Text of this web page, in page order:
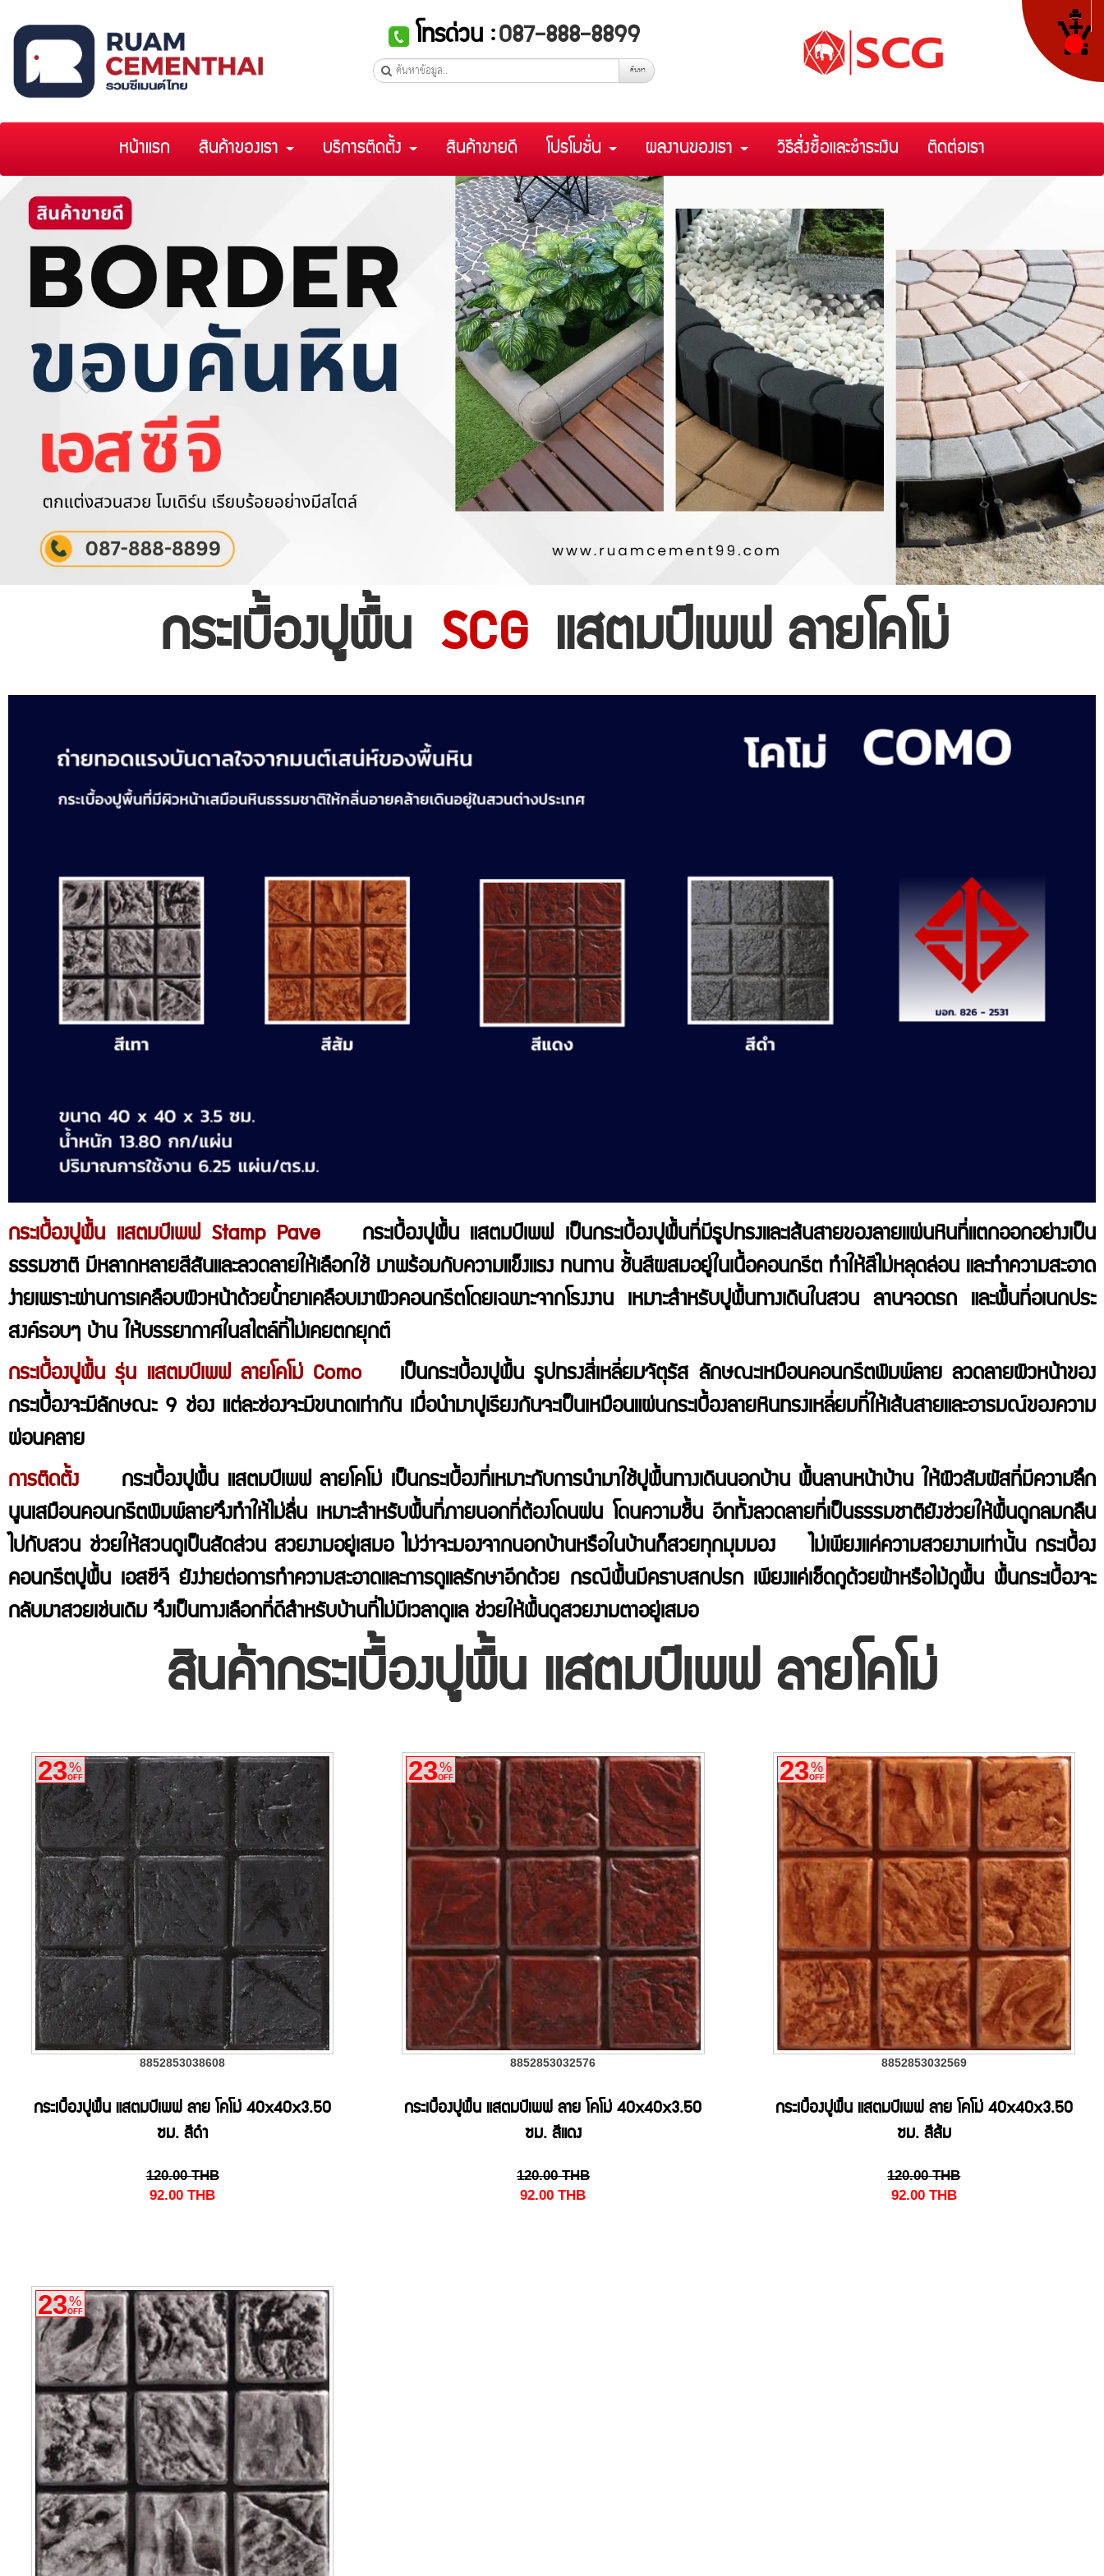
หน้าแรก สินค้าของเรา บริการติดตั้ง สินค้าขายดี โปรโมชั่น ผลงานของเรา วิธีสั่งซื้อและชำระเงิน ติดต่อเรา
โทรด่วน : 087-888-8899
ค้นหา
กระเบื้องปูพื้น SCG แสตมป์เพฟ ลายโคโม่
กระเบื้องปูพื้น แสตมป์เพฟ Stamp Paveกระเบื้องปูพื้น แสตมป์เพฟ เป็นกระเบื้องปูพื้นที่มีรูปทรงและเส้นสายของลายแผ่นหินที่แตกออกอย่างเป็น
ธรรมชาติ มีหลากหลายสีสันและลวดลายให้เลือกใช้ มาพร้อมกับความแข็งแรง ทนทาน ชั้นสีผสมอยู่ในเนื้อคอนกรีต ทำให้สีไม่หลุดล่อน และทำความสะอาด
ง่ายเพราะผ่านการเคลือบผิวหน้าด้วยน้ำยาเคลือบเงาผิวคอนกรีตโดยเฉพาะจากโรงงาน เหมาะสำหรับปูพื้นทางเดินในสวน ลานจอดรถ และพื้นที่อเนกประ
สงค์รอบๆ บ้าน ให้บรรยากาศในสไตล์ที่ไม่เคยตกยุกต์
กระเบื้องปูพื้น รุ่น แสตมป์เพฟ ลายโคโม่ Como เป็นกระเบื้องปูพื้น รูปทรงสี่เหลี่ยมจัตุรัส ลักษณะเหมือนคอนกรีตพิมพ์ลาย ลวดลายผิวหน้าของ
กระเบื้องจะมีลักษณะ 9 ช่อง แต่ละช่องจะมีขนาดเท่ากัน เมื่อนำมาปูเรียงกันจะเป็นเหมือนแผ่นกระเบื้องลายหินทรงเหลี่ยมที่ให้เส้นสายและอารมณ์ของความ
ผ่อนคลาย
การติดตั้ง กระเบื้องปูพื้น แสตมป์เพฟ ลายโคโม่ เป็นกระเบื้องที่เหมาะกับการนำมาใช้ปูพื้นทางเดินนอกบ้าน พื้นลานหน้าบ้าน ให้ผิวสัมผัสที่มีความลึก
นูนเสมือนคอนกรีตพิมพ์ลายจึงทำให้ไม่ลื่น เหมาะสำหรับพื้นที่ภายนอกที่ต้องโดนฝน โดนความชื้น อีกทั้งลวดลายที่เป็นธรรมชาติยังช่วยให้พื้นดูกลมกลืน
ไปกับสวน ช่วยให้สวนดูเป็นสัดส่วน สวยงามอยู่เสมอ ไม่ว่าจะมองจากนอกบ้านหรือในบ้านก็สวยทุกมุมมอง ไม่เพียงแค่ความสวยงามเท่านั้น กระเบื้อง
คอนกรีตปูพื้น เอสซีจี ยังง่ายต่อการทำความสะอาดและการดูแลรักษาอีกด้วย กรณีพื้นมีคราบสกปรก เพียงแค่เช็ดถูด้วยผ้าหรือไม้ถูพื้น พื้นกระเบื้องจะ
กลับมาสวยเช่นเดิม จึงเป็นทางเลือกที่ดีสำหรับบ้านที่ไม่มีเวลาดูแล ช่วยให้พื้นดูสวยงามตาอยู่เสมอ
สินค้ากระเบื้องปูพื้น แสตมป์เพฟ ลายโคโม่
23%
OFF
8852853038608
กระเบื้องปูพื้น แสตมป์เพฟ ลาย โคโม่ 40x40x3.50
ซม. สีดำ
120.00 THB
92.00THB
23%
OFF
8852853032576
กระเบื้องปูพื้น แสตมป์เพฟ ลาย โคโม่ 40x40x3.50
ซม. สีแดง
120.00 THB
92.00THB
23%
OFF
8852853032569
กระเบื้องปูพื้น แสตมป์เพฟ ลาย โคโม่ 40x40x3.50
ซม. สีส้ม
120.00 THB
92.00 THB
23%
OFF